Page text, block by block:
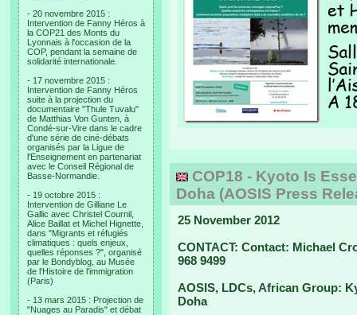
- 20 novembre 2015 :
Intervention de Fanny Héros à
la COP21 des Monts du
Lyonnais à l'occasion de la
COP, pendant la semaine de
solidarité internationale.
- 17 novembre 2015 :
Intervention de Fanny Héros
suite à la projection du
documentaire "Thule Tuvalu"
de Matthias Von Gunten, à
Condé-sur-Vire dans le cadre
d'une série de ciné-débats
organisés par la Ligue de
l'Enseignement en partenariat
avec le Conseil Régional de
Basse-Normandie.
- 19 octobre 2015 :
Intervention de Gilliane Le
Gallic avec Christel Cournil,
Alice Baillat et Michel Hignette,
dans "Migrants et réfugiés
climatiques : quels enjeux,
quelles réponses ?", organisé
par le Bondyblog, au Musée
de l'Histoire de l'immigration
(Paris)
- 13 mars 2015 : Projection de
"Nuages au Paradis" et débat
COP18 - Kyoto Is
Doha (AOSIS Press
25 November 2012
CONTACT: Contact: Michael
968 9499
AOSIS, LDCs, African Group:
Doha